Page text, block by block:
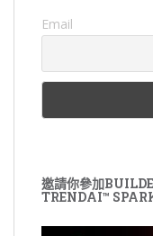
Email
邀請你參加
TRENDAI™